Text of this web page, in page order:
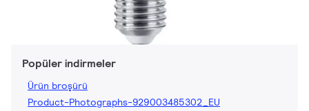
Popüler indirmeler
Ürün broşürü
Product-Photographs-929003485302_EU